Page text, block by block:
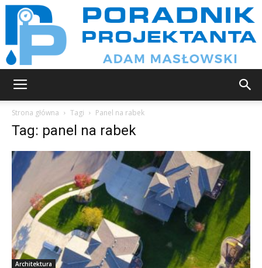
Strona główna Tagi Panel na rabek
Tag: panel na rabek
Architektura